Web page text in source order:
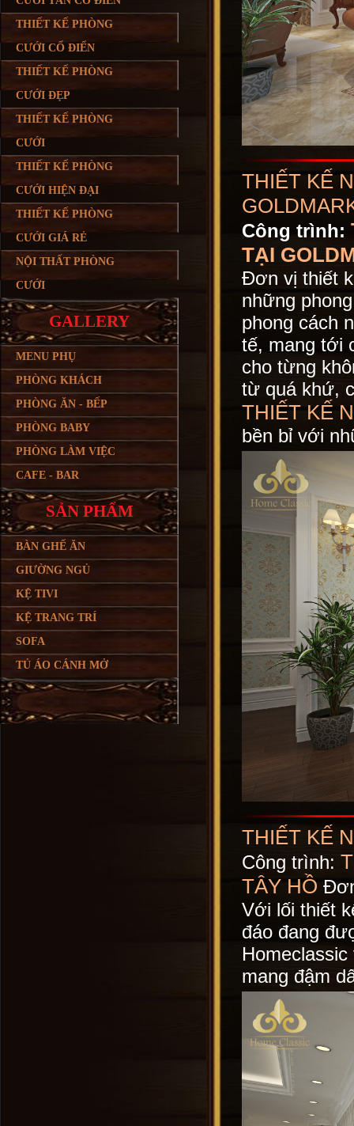
THIẾT KẾ PHÒNG
CƯỚI CỔ ĐIỂN
THIẾT KẾ PHÒNG
CƯỚI ĐẸP
THIẾT KẾ PHÒNG
CƯỚI
THIẾT KẾ PHÒNG
CƯỚI HIỆN ĐẠI
THIẾT KẾ PHÒNG
CƯỚI GIÁ RẺ
NỘI THẤT PHÒNG
CƯỚI
GALLERY
MENU PHỤ
PHÒNG KHÁCH
PHÒNG ĂN - BẾP
PHÒNG BABY
PHÒNG LÀM VIỆC
CAFE - BAR
SẢN PHẨM
BÀN GHẾ ĂN
GIƯỜNG NGỦ
KỆ TIVI
KỆ TRANG TRÍ
SOFA
TỦ ÁO CÁNH MỞ
THIẾT KẾ
Công trình:
TẠI
Đơn vị thiết
những
phong cách
tế, mang tới
cho từng
từ quá khứ,
THIẾT KẾ
bền bỉ với
THIẾT KẾ
Công trình:
TÂY HỒ
Với lối thiết
đáo đang
mang đậm